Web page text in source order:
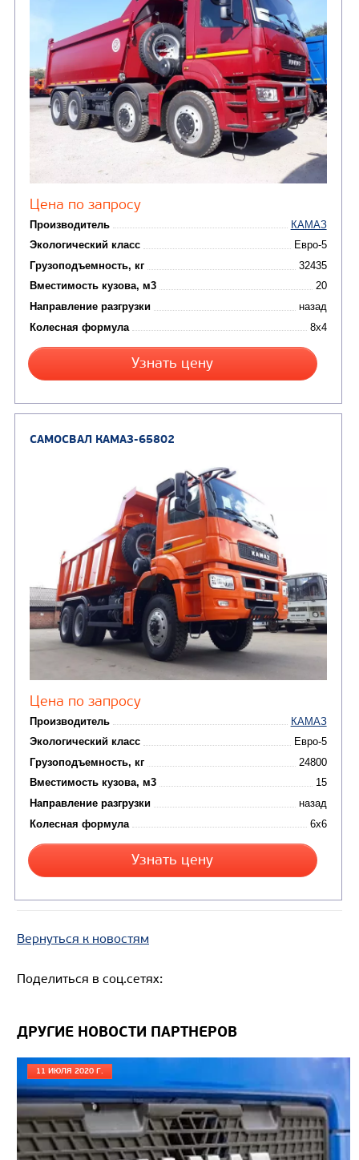
САМОСВАЛ КАМАЗ-65222
Цена по запросу
Производитель
Экологический класс
Направление разгрузки
Колесная формула
Узнать цену
САМОСВАЛ КАМАЗ-65801
Цена по запросу
Экологический класс
Вместимость кузова, м3
Направление разгрузки
Колесная формула
Вернуться к новостям
Поделиться в соц.сетях:
ДРУГИЕ НОВОСТИ ПАРТНЕРОВ
11 ИЮЛЯ 2020 Г.